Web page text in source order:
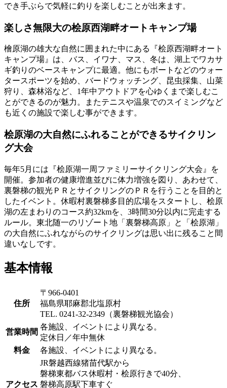
でき手ぶらで気軽に釣りを楽しむことが出来ます。
楽しさ無限大の桧原西湖畔オートキャンプ場
檜原湖の雄大な自然に囲まれた中にある『桧原西湖畔オート
キャンプ場』は、バス、イワナ、マス、冬は、湖上でワカサ
ギ釣りのベースキャンプに最適。他にもボートなどのウォー
タースポーツを始め、バードウォッチング、昆虫採集、山菜
狩り、森林浴など、1年中アウトドアを心ゆくまで楽しむこ
とができるのが魅力。またテニスや温泉でのスイミングなど
も近くの施設で楽しむ事ができます。
桧原湖の大自然にふれることができるサイクリン
グ大会
毎年5月には『桧原湖一周ファミリーサイクリング大会』を
開催。参加者の健康増進並びに体力増強を図り、あわせて、
裏磐梯の観光ＰＲとサイクリングのＰＲを行うことを目的と
したイベント。休暇村裏磐梯多目的広場をスタートし、桧原
湖の左まわりのコース約32kmを、3時間30分以内に完走する
ルール。東北随一のリゾート地「裏磐梯高原」と「桧原湖」
の大自然にふれながらのサイクリングは思い出に残ること間
違いなしです。
基本情報
住所
〒966-0401
福島県耶麻郡北塩原村
TEL. 0241-32-2349（裏磐梯観光協会）
営業時間
各施設、イベントにより異なる。
定休日／年中無休
料金
各施設、イベントにより異なる。
アクセス
JR磐越西線猪苗代駅から
磐梯東都バス休暇村・桧原行きで40分、
磐梯高原駅下車すぐ